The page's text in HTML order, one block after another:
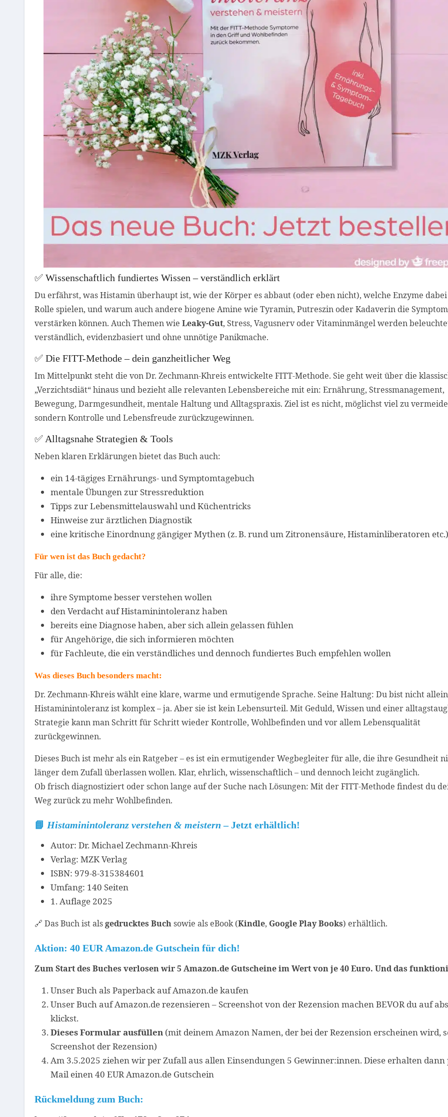
✅ Wissenschaftlich fundiertes Wissen – verständlich erklärt
Du erfährst, was Histamin überhaupt ist, wie der Körper es abbaut (oder eben nicht), welche Enzyme
Rolle spielen, und warum auch andere biogene Amine wie Tyramin, Putreszin oder Kadaverin die
verstärken können. Auch Themen wie Leaky-Gut, Stress, Vagusnerv oder Vitaminmängel werden
verständlich, evidenzbasiert und ohne unnötige Panikmache.
✅ Die FITT-Methode – dein ganzheitlicher Weg
Im Mittelpunkt steht die von Dr. Zechmann-Khreis entwickelte FITT-Methode. Sie geht weit über die
„Verzichtsdiät“ hinaus und bezieht alle relevanten Lebensbereiche mit ein: Ernährung, Stressmanagement,
Bewegung, Darmgesundheit, mentale Haltung und Alltagspraxis. Ziel ist es nicht, möglichst viel zu
sondernKontrolle und Lebensfreude zurückzugewinnen.
✅ Alltagsnahe Strategien & Tools
Neben klaren Erklärungen bietet das Buch auch:
ein 14-tägiges Ernährungs- und Symptomtagebuch
mentale Übungen zur Stressreduktion
Tipps zur Lebensmittelauswahl und Küchentricks
Hinweise zur ärztlichen Diagnostik
eine kritische Einordnung gängiger Mythen (z. B. rund um Zitronensäure, Histaminliberatoren etc.)
Für wen ist das Buch gedacht?
Für alle, die:
ihre Symptome besser verstehen wollen
den Verdacht auf Histaminintoleranz haben
bereits eine Diagnose haben, aber sich allein gelassen fühlen
für Angehörige, die sich informieren möchten
für Fachleute, die ein verständliches und dennoch fundiertes Buch empfehlen wollen
Was dieses Buch besonders macht:
Dr. Zechmann-Khreis wählt eine klare, warme und ermutigende Sprache. Seine Haltung: Du bist nicht
Histaminintoleranz ist komplex – ja. Aber sie ist kein Lebensurteil. Mit Geduld, Wissen und einer
Strategie kann man Schritt für Schritt wieder Kontrolle, Wohlbefinden und vor allem Lebensqualität
zurückgewinnen.
Dieses Buch ist mehr als ein Ratgeber – es ist ein ermutigender Wegbegleiterfür alle, die ihre Gesundheit
länger dem Zufall überlassen wollen. Klar, ehrlich, wissenschaftlich – und dennoch leicht zugänglich.
Ob frisch diagnostiziert oder schon lange auf der Suche nach Lösungen: Mit der FITT-Methode findest du
Weg zurück zu mehr Wohlbefinden.
📘 Histaminintoleranz verstehen & meistern – Jetzt erhältlich!
Autor: Dr. Michael Zechmann-Khreis
Verlag: MZK Verlag
ISBN: 979-8-315384601
Umfang: 140 Seiten
1. Auflage 2025
🔗 Das Buch ist alsgedrucktes Buchsowie als eBook (Kindle, Google Play Books) erhältlich.
Aktion: 40 EUR Amazon.de Gutschein für dich!
Zum Start des Buches verlosen wir 5 Amazon.de Gutscheine im Wert von je 40 Euro. Und das
Unser Buch als Paperback auf Amazon.de kaufen
Unser Buch auf Amazon.de rezensieren – Screenshot von der Rezension machen BEVOR du auf
klickst.
Dieses Formular ausfüllen (mit deinem Amazon Namen, der bei der Rezension erscheinen wird,
Screenshot der Rezension)
Am 3.5.2025 ziehen wir per Zufall aus allen Einsendungen 5 Gewinner:innen. Diese erhalten dann
Mail einen 40 EUR Amazon.de Gutschein
Rückmeldung zum Buch: